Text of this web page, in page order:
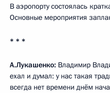
В аэропорту состоялась
Основные мероприятия
* * *
А.Лукашенко: Владимир
ехал и думал: у нас такая
всегда нет времени днём